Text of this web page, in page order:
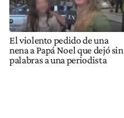
El violento pedido de una
nena a Papá Noel que dejó sin
palabras a una periodista